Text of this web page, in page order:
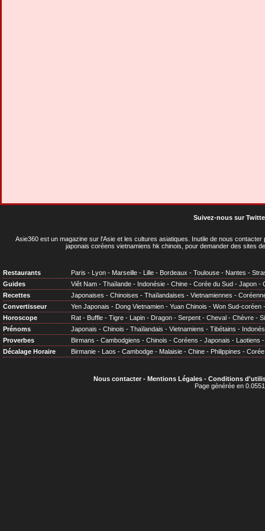
Suivez-nous sur
Asie360 est un magazine sur l'Asie et les cultures asiatiques . Inutile de nous
japonais coréens vietnamiens hk chinois, pour demander des sites
Restaurants Paris - Lyon - Marseille - Lille - Bordeaux - Toulouse - Nantes -
Guides
Viêt Nam - Thaïlande - Indonésie - Chine - Corée du Sud - Japon -
Recettes
Japonaises - Chinoises - Thaïlandaises - Vietnamiennes -
Convertisseur
Yen Japonais - Dong Vietnamien - Yuan Chinois - Won Sud-coréen
Horoscope
Rat - Buffle - Tigre - Lapin - Dragon - Serpent - Cheval - Chèvre -
Prénoms
Japonais - Chinois - Thaïlandais - Vietnamiens - Tibétains -
Proverbes
Birmans - Cambodgiens - Chinois - Coréens - Japonais - Laotiens
Décalage Horaire
Birmanie - Laos - Cambodge - Malaisie - Chine - Philippines - Corée
Nous contacter- Mentions Légales- Conditions
Page générée en